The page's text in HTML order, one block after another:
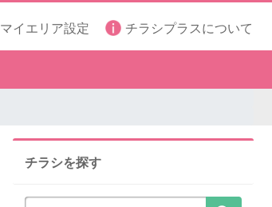
マイエリア設定 チラシプラスについて
チラシを探す